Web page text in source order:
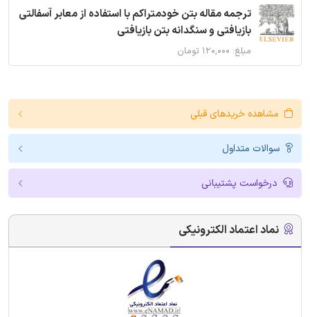
ترجمه مقاله بتن خودمتراکم با استفاده از معابر آسفالتی
بازیافتی و سنگدانه بتن بازیافتی
مبلغ: ۱۲۰,۰۰۰ تومان
مشاهده خریدهای قبلی
سوالات متداول
درخواست پشتیبانی
نماد اعتماد الکترونیکی